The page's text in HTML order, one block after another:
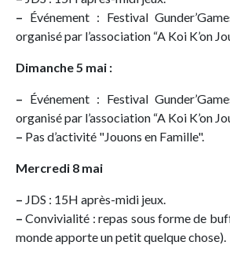
– Événement : Festival
organisé par l’association “A Koi K’on
Dimanche 5 mai :
– Événement : Festival
organisé par l’association “A Koi K’on
– Pas d’activité "Jouons en Famille".
Mercredi 8 mai
– JDS : 15H après-midi jeux.
– Convivialité : repas sous forme de
monde apporte un petit quelque chose).